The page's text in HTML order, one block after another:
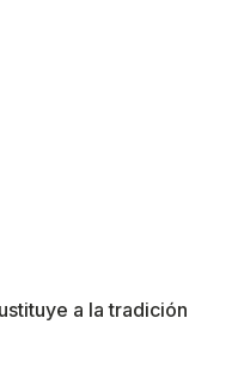
a la tradición